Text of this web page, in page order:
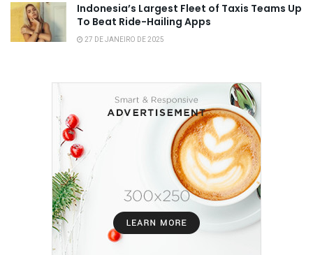
Indonesia’s Largest Fleet of Taxis Teams Up
To Beat Ride-Hailing Apps
27 DE JANEIRO DE 2025